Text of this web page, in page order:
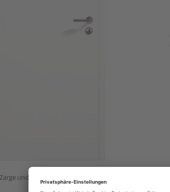
und Drückergarnitur nicht im Lieferumfang enthalten,